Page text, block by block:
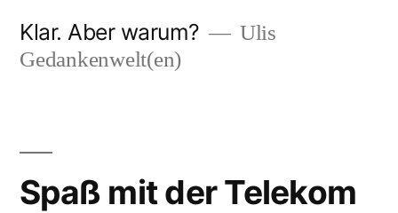
Inhalt
Klar. Aber warum?
Ulis
Gedankenwelt(en)
Spaß mit der Telekom